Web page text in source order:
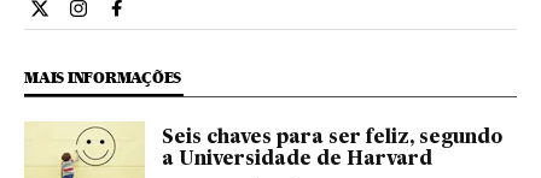
Ciencia El País Brasil en Twitter
Ciencia El País Brasil en Instagram
Ciencia El País Brasil en Facebook
MAIS INFORMAÇÕES
Seis chaves para ser feliz, segundo
a Universidade de Harvard